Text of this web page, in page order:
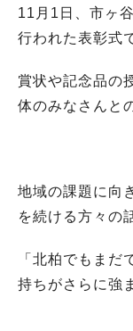
11月1日、市ヶ
行われた表彰式
賞状や記念品の
体のみなさんと
地域の課題に向
を続ける方々の
「北柏でもま
持ちがさらに強